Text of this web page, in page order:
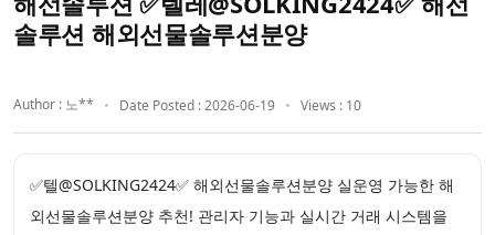
솔루션 해외선물솔루션분양
Author : 노** Date Posted : 2026-06-19 Views : 10
✅텔@SOLKING2424✅ 해외선물솔루션분양 실운영 가능한 해
외선물솔루션분양 추천! 관리자 기능과 실시간 거래 시스템을